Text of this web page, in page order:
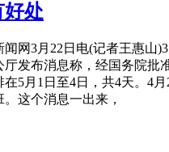
好处
闻网3月22日电(记者王惠山
厅发布消息称，经国务院批
在5月1日至4日，共4天。4
。这个消息一出来，